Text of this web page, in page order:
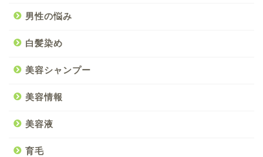
男性の悩み
白髪染め
美容シャンプー
美容情報
美容液
育毛